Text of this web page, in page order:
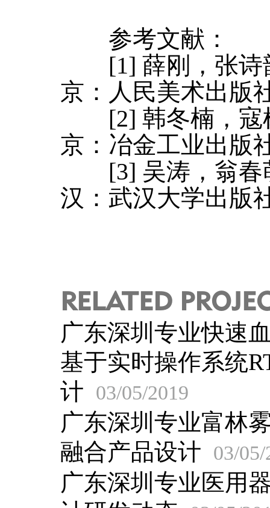
参考文献：
[1] 薛刚，张诗
京：人民美术出版
[2] 韩冬楠，寇
京：冶金工业出版
[3] 吴涛，翁春
汉：武汉大学出版
RELATED
广东深圳专业快速
基于实时操作系统
计 03/05/2019
广东深圳专业富林
融合产品设计 03/
广东深圳专业医用